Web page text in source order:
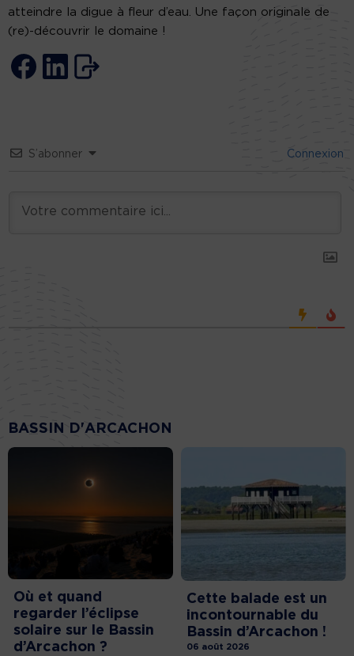
atteindre la digue à fleur d’eau. Une façon originale de
(re)-découvrir le domaine !
S’abonner Connexion
BASSIN D'ARCACHON
Où et quand
regarder l’éclipse
solaire sur le Bassin
d’Arcachon ?
Cette balade est un
incontournable du
Bassin d’Arcachon !
06 août 2026